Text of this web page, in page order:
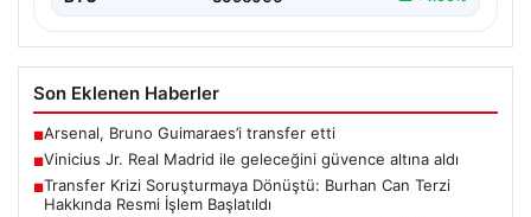
Son Eklenen Haberler
■Arsenal, Bruno Guimaraes’i transfer etti
■Vinicius Jr. Real Madrid ile geleceğini güvence altına aldı
■Transfer Krizi Soruşturmaya Dönüştü: Burhan Can Terzi
Hakkında Resmi İşlem Başlatıldı